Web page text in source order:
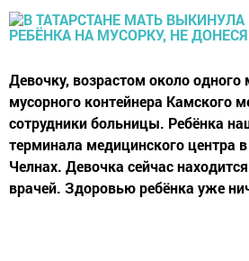
Девочку, возрастом около
мусорного контейнера Камского
сотрудники больницы. Ребёнка
терминала медицинского центра
Челнах. Девочка сейчас
врачей. Здоровью ребёнка уже